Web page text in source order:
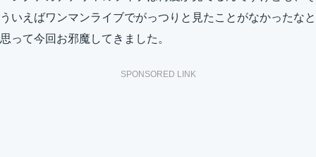
ういえばワンマンライブでがっつりと見たことがなかったなと
思って今回お邪魔してきました。
SPONSORED LINK